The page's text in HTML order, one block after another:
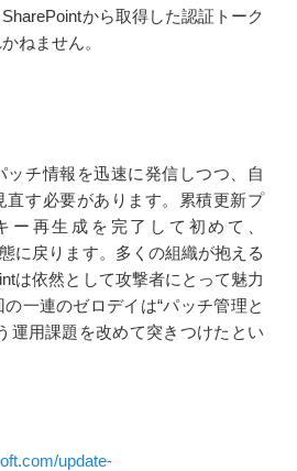
から取得した認証トーク
ねません。
ッチ情報を迅速に発信しつつ、自
直す必要があります。累積更新プ
ー再生成を完了して初めて、
に戻ります。多くの組織が抱える
は依然として攻撃者にとって魅力
一連のゼロデイは“パッチ管理と
運用課題を改めて突きつけたとい
update-